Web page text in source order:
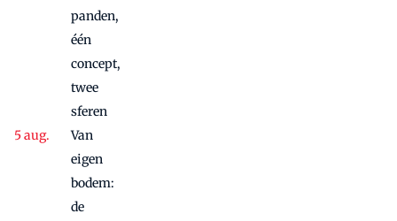
panden,
één
concept,
twee
sferen
Van
eigen
bodem:
de